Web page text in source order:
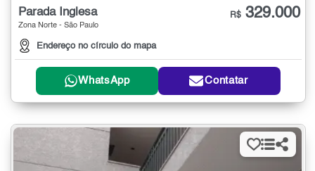
Parada Inglesa
Zona Norte - São Paulo
Endereço no círculo do mapa
R$ 329.000
WhatsApp Contatar